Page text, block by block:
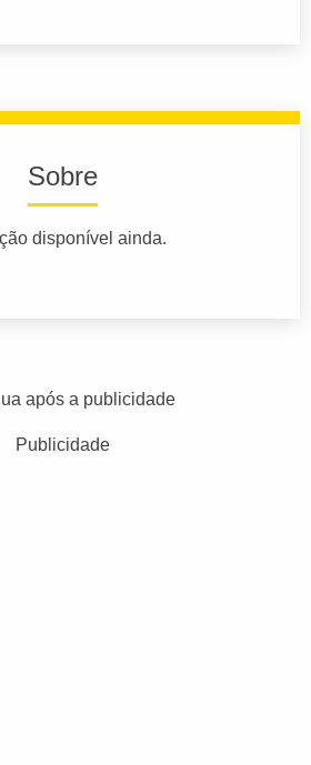
Sobre
disponível ainda.
após a publicidade
Publicidade